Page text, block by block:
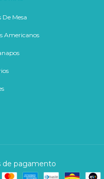
De Mesa
Americanos
de pagamento